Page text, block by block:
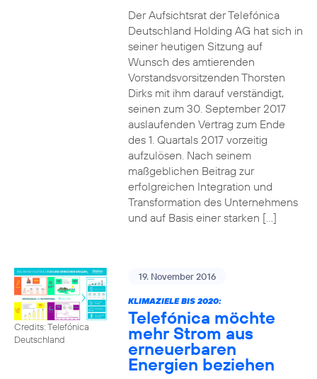
Der Aufsichtsrat der Telefónica
Deutschland Holding AG hat sich in
seiner heutigen Sitzung auf
Wunsch des amtierenden
Vorstandsvorsitzenden Thorsten
Dirks mit ihm darauf verständigt,
seinen zum 30. September 2017
auslaufenden Vertrag zum Ende
des 1. Quartals 2017 vorzeitig
aufzulösen. Nach seinem
maßgeblichen Beitrag zur
erfolgreichen Integration und
Transformation des Unternehmens
und auf Basis einer starken […]
Credits: Telefónica
Deutschland
19. November 2016
KLIMAZIELE BIS 2020:
Telefónica möchte
mehr Strom aus
erneuerbaren
Energien beziehen